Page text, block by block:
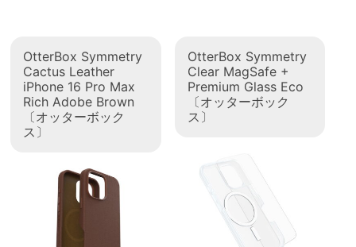
OtterBox Symmetry
Cactus Leather
iPhone 16 Pro Max
Rich Adobe Brown
〔オッターボック
ス〕
OtterBox Symmetry
Clear MagSafe +
Premium Glass Eco
〔オッターボック
ス〕